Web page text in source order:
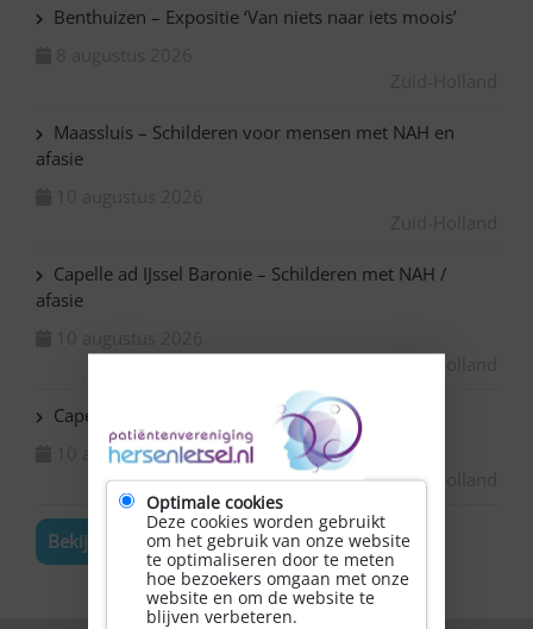
Benthuizen – Expositie ‘Van niets naar iets moois’
Maassluis – Schilderen voor mensen met NAH en
afasie
Capelle ad IJssel Baronie – Schilderen met NAH /
afasie
Capelle ad IJssel Beemsterhoek – Klaverjassen
10 augustus 2026
Zuid-Holland
Bekijk de volledige agenda
Optimale cookies
Deze cookies worden gebruikt
om het gebruik van onze website
te optimaliseren door te meten
hoe bezoekers omgaan met onze
website en om de website te
blijven verbeteren.